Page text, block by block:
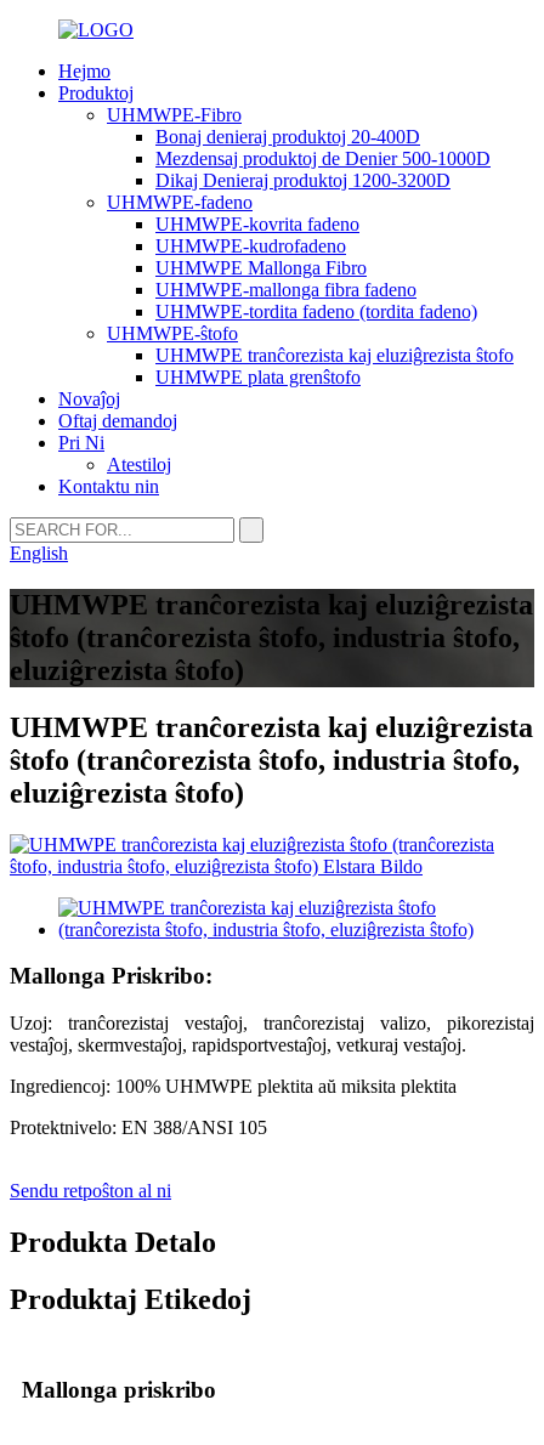
Hejmo
Produktoj
UHMWPE-Fibro
Bonaj denieraj produktoj 20-400D
Mezdensaj produktoj de Denier 500-1000D
Dikaj Denieraj produktoj 1200-3200D
UHMWPE-fadeno
UHMWPE-kovrita fadeno
UHMWPE-kudrofadeno
UHMWPE Mallonga Fibro
UHMWPE-mallonga fibra fadeno
UHMWPE-tordita fadeno (tordita fadeno)
UHMWPE-ŝtofo
UHMWPE tranĉorezista kaj eluziĝrezista ŝtofo
UHMWPE plata grenŝtofo
Novaĵoj
Oftaj demandoj
Pri Ni
Atestiloj
Kontaktu nin
English
UHMWPE tranĉorezista kaj eluziĝrezista
ŝtofo (tranĉorezista ŝtofo, industria ŝtofo,
eluziĝrezista ŝtofo)
UHMWPE tranĉorezista kaj eluziĝrezista
ŝtofo (tranĉorezista ŝtofo, industria ŝtofo,
eluziĝrezista ŝtofo)
Mallonga Priskribo:
Uzoj: tranĉorezistaj vestaĵoj, tranĉorezistaj valizo, pikorezistaj
vestaĵoj, skermvestaĵoj, rapidsportvestaĵoj, vetkuraj vestaĵoj.
Ingrediencoj: 100% UHMWPE plektita aŭ miksita plektita
Protektnivelo: EN 388/ANSI 105
Sendu retpoŝton al ni
Produkta Detalo
Produktaj Etikedoj
Mallonga priskribo